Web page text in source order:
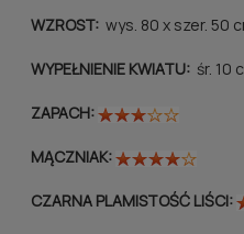
WZROST: wys. 80 x szer. 50
WYPEŁNIENIE KWIATU: śr. 10
ZAPACH:
MĄCZNIAK:
CZARNA PLAMISTOŚĆ LIŚCI: